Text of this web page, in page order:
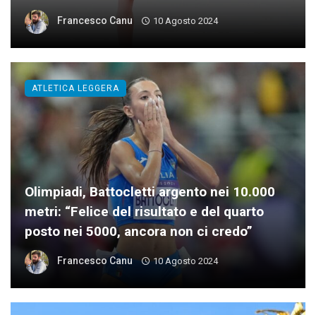
Francesco Canu 10 Agosto 2024
Olimpiadi, Battocletti argento nei 10.000
metri: “Felice del risultato e del quarto
posto nei 5000, ancora non ci credo”
Francesco Canu 10 Agosto 2024
ATLETICA LEGGERA